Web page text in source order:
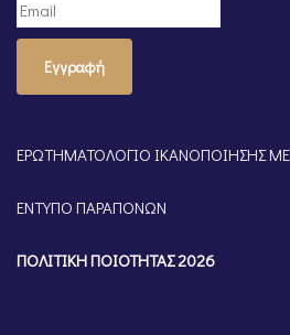
Εγγραφή
ΕΡΩΤΗΜΑΤΟΛΟΓΙΟ ΙΚΑΝΟΠΟΙΗΣΗΣ
ΕΝΤΥΠΟ ΠΑΡΑΠΟΝΩΝ
ΠΟΛΙΤΙΚΗ ΠΟΙΟΤΗΤΑΣ 2026